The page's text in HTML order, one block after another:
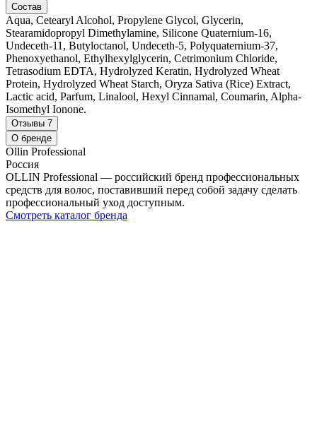
Состав
Aqua, Cetearyl Alcohol, Propylene Glycol, Glycerin,
Stearamidopropyl Dimethylamine, Silicone Quaternium-16,
Undeceth-11, Butyloctanol, Undeceth-5, Polyquaternium-37,
Phenoxyethanol, Ethylhexylglycerin, Cetrimonium Chloride,
Tetrasodium EDTA, Hydrolyzed Keratin, Hydrolyzed Wheat
Protein, Hydrolyzed Wheat Starch, Oryza Sativa (Rice) Extract,
Lactic acid, Parfum, Linalool, Hexyl Cinnamal, Coumarin, Alpha-
Isomethyl Ionone.
Отзывы 7
О бренде
Ollin Professional
Россия
OLLIN Professional — российский бренд профессиональных
средств для волос, поставивший перед собой задачу сделать
профессиональный уход доступным.
Смотреть каталог бренда